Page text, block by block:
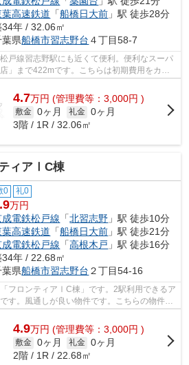
葉高速鉄道 「船橋日大前 」駅 徒歩28分
34年 / 32.06㎡
葉県船橋市習志野台 ４丁目58-7
戸線習志野駅にも近くて便利。便利なスーパ
」まで422mです。こちらは初期費用をカー
4.7万円 (管理費等：3,000円 )
敷金 0ヶ月 礼金 0ヶ月
3階 / 1R / 32.06㎡
ィアⅠC棟
0 礼0
万円
成電鉄松戸線 「北習志野 」駅 徒歩10分
葉高速鉄道 「船橋日大前 」駅 徒歩21分
成電鉄松戸線 「高根木戸 」駅 徒歩16分
34年 / 22.68㎡
葉県船橋市習志野台 ２丁目54-16
フロンティアⅠC棟」です。2駅利用できるア
す。風通しが良い物件です。こちらの物件に
バンスで...
4.9万円 (管理費等：3,000円 )
敷金 0ヶ月 礼金 0ヶ月
2階 / 1R / 22.68㎡